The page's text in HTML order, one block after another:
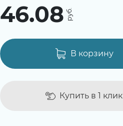
46.08
В корзину
Купить в 1 клик